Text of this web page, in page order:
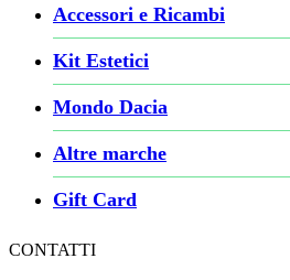
Accessori e Ricambi
Kit Estetici
Mondo Dacia
Altre marche
Gift Card
CONTATTI